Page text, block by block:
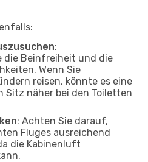
:
die Beinfreiheit und die
Wenn Sie
reisen, könnte es eine
Sitz näher bei den Toiletten
: Achten Sie darauf,
Fluges ausreichend
die Kabinenluft